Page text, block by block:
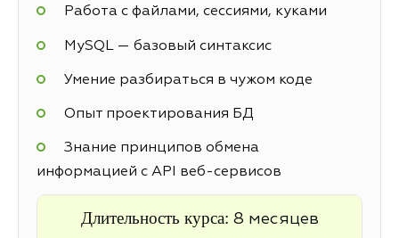
Работа с файлами, сессиями, куками
MySQL — базовый синтаксис
Умение разбираться в чужом коде
Опыт проектирования БД
Знание принципов обмена
информацией с API веб-сервисов
Длительность курса: 8 месяцев